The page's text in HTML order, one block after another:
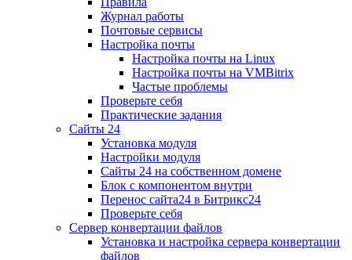
Журнал работы
Почтовые сервисы
Настройка почты
Настройка почты на Linux
Настройка почты на VMBitrix
Частые проблемы
Проверьте себя
Практические задания
Сайты 24
Установка модуля
Настройки модуля
Сайты 24 на собственном домене
Блок с компонентом внутри
Перенос сайта24 в Битрикс24
Проверьте себя
Сервер конвертации файлов
Установка и настройка сервера конвертации
файлов